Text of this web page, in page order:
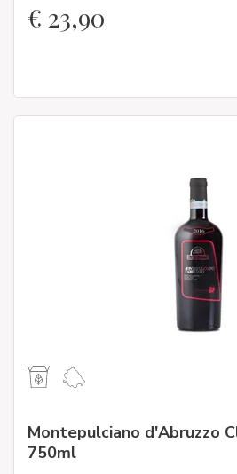
€ 23,90
Montepulciano d'Abruzzo
750ml